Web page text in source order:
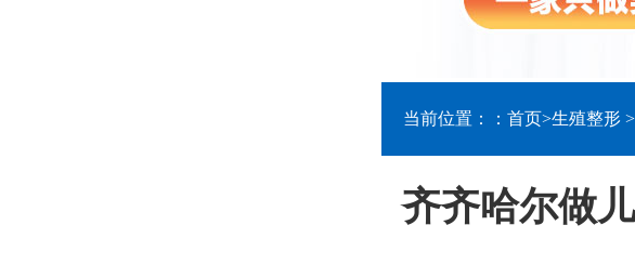
当前位置：： 首页>生殖整形 >
齐齐哈尔做